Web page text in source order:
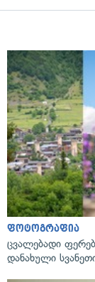
ფოტოგრაფია
ცვალებადი
დანახული